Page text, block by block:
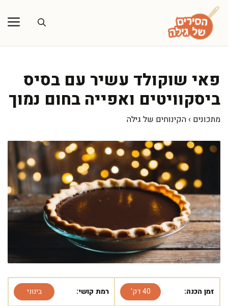
לדלג
לתוכן
פאי שוקולד עשיר עם בסיס
ביסקוויטים ואפייה בחום נמוך
מתכונים › הקינוחים של גילה
זמן הכנה: 40 דק' רמת קושי: בינוני